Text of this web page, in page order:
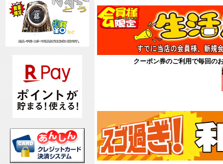
クーポン券のご利用で毎回の